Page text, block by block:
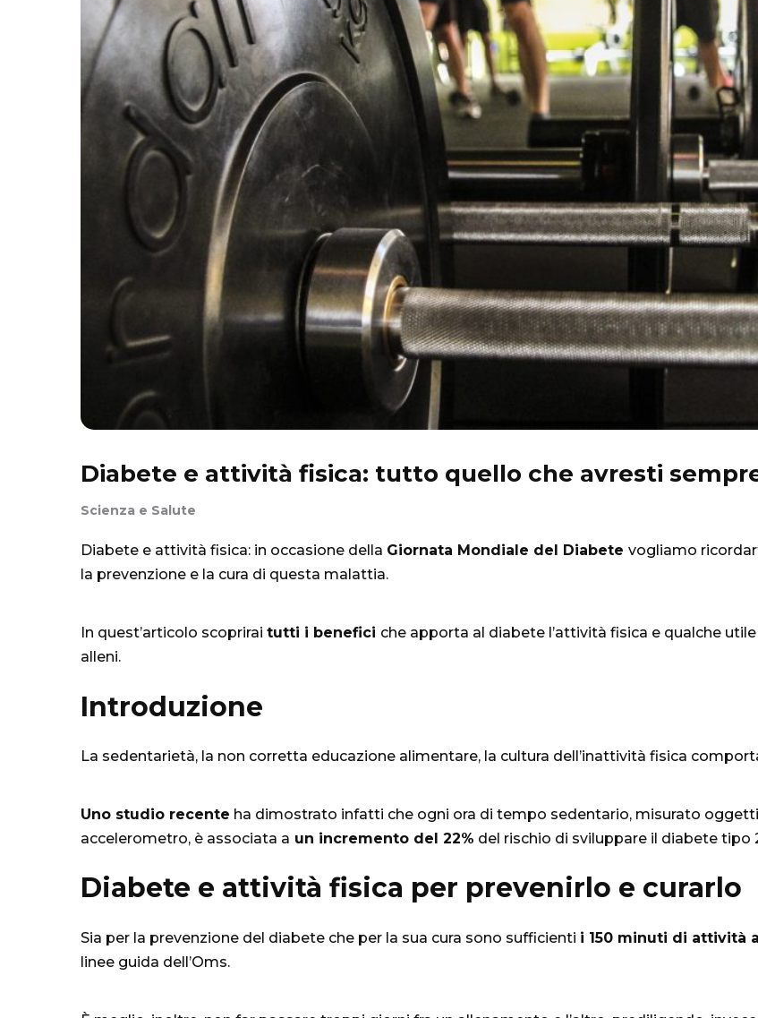
Diabete e attività fisica: tutto quello che avresti
Scienza e Salute
Diabete e attività fisica: in occasione della Giornata Mondiale del Diabete vogliamo
la prevenzione e la cura di questa malattia.
In quest’articolo scoprirai tutti i benefici che apporta al diabete l’attività fisica e qualche
alleni.
Introduzione
La sedentarietà, la non corretta educazione alimentare, la cultura dell’inattività fisica
Uno studio recente ha dimostrato infatti che ogni ora di tempo sedentario, misurato
accelerometro, è associata a un incremento del 22% del rischio di sviluppare il diabete tipo
Diabete e attività fisica per prevenirlo e curarlo
Sia per la prevenzione del diabete che per la sua cura sono sufficienti i 150 minuti di attività
linee guida dell’Oms.